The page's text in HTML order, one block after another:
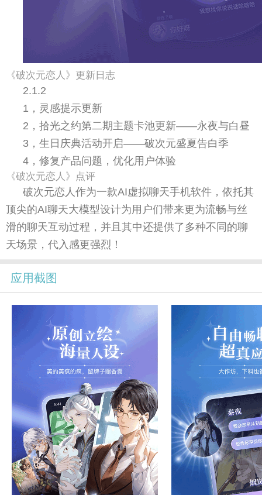
《破次元恋人》更新日志
2.1.2
1，灵感提示更新
2，拾光之约第二期主题卡池更新——永夜与白昼
3，生日庆典活动开启——破次元盛夏告白季
4，修复产品问题，优化用户体验
《破次元恋人》点评
破次元恋人作为一款AI虚拟聊天手机软件，依托其
顶尖的AI聊天大模型设计为用户们带来更为流畅与丝
滑的聊天互动过程，并且其中还提供了多种不同的聊
天场景，代入感更强烈！
应用截图